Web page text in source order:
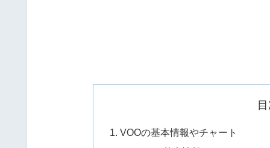
VOOの基本情報やチャート